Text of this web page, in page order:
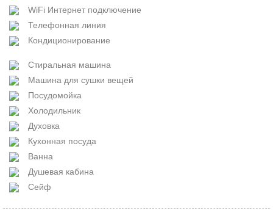
WiFi Интернет подключение
Телефонная линия
Кондиционирование
Стиральная машина
Машина для сушки вещей
Посудомойка
Холодильник
Духовка
Кухонная посуда
Ванна
Душевая кабина
Сейф